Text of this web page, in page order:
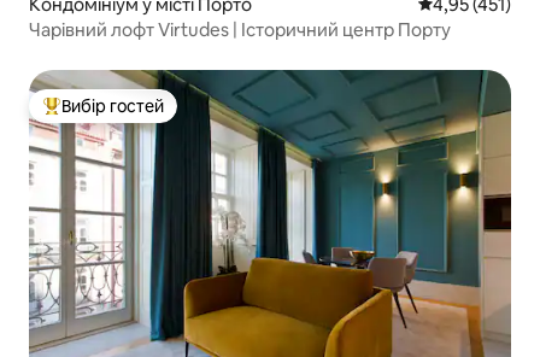
Чарівний лофт Virtudes | Історичний центр Порту
Топ вибір гостей
Вибір гостей